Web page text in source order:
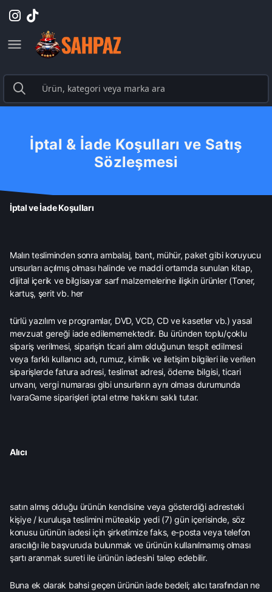
İptal & İade Koşulları ve Satış
Sözleşmesi
İptal ve İade Koşulları
Malın tesliminden sonra ambalaj, bant, mühür, paket gibi koruyucu
unsurları açılmış olması halinde ve maddi ortamda sunulan kitap,
dijital içerik ve bilgisayar sarf malzemelerine ilişkin ürünler (Toner,
kartuş, şerit vb. her
türlü yazılım ve programlar, DVD, VCD, CD ve kasetler vb.) yasal
mevzuat gereği iade edilememektedir. Bu üründen toplu/çoklu
sipariş verilmesi, siparişin ticari alım olduğunun tespit edilmesi
veya farklı kullanıcı adı, rumuz, kimlik ve iletişim bilgileri ile verilen
siparişlerde fatura adresi, teslimat adresi, ödeme bilgisi, ticari
unvanı, vergi numarası gibi unsurların aynı olması durumunda
IvaraGame siparişleri iptal etme hakkını saklı tutar.
Alıcı
satın almış olduğu ürünün kendisine veya gösterdiği adresteki
kişiye / kuruluşa teslimini müteakip yedi (7) gün içerisinde, söz
konusu ürünün iadesi için şirketimize faks, e-posta veya telefon
aracılığı ile başvuruda bulunmak ve ürünün kullanılmamış olması
şartı aranmak sureti ile ürünün iadesini talep edebilir.
Buna ek olarak bahsi geçen ürünün iade bedeli; alıcı tarafından ne